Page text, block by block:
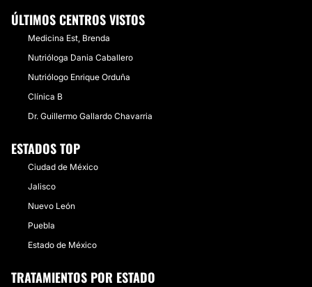
ÚLTIMOS CENTROS VISTOS
Medicina Est, Brenda
Nutrióloga Dania Caballero
Nutriólogo Enrique Orduña
Clínica B
Dr. Guillermo Gallardo Chavarria
ESTADOS TOP
Ciudad de México
Jalisco
Nuevo León
Puebla
Estado de México
TRATAMIENTOS POR ESTADO